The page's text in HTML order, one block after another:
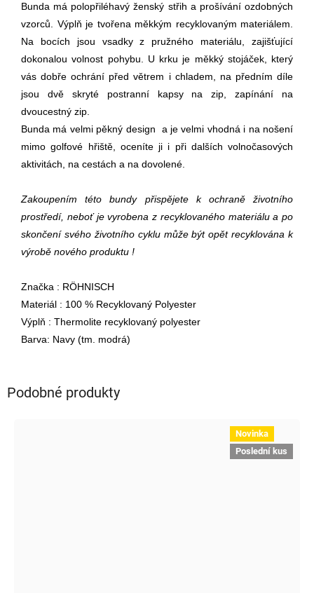
Bunda má polopřiléhavý ženský střih a prošívání ozdobných
vzorců. Výplň je tvořena měkkým recyklovaným materiálem.
Na bocích jsou vsadky z pružného materiálu, zajišťující
dokonalou volnost pohybu. U krku je měkký stojáček, který
vás dobře ochrání před větrem i chladem, na předním díle
jsou dvě skryté postranní kapsy na zip,zapínání na
dvoucestný zip.
Bunda má velmi pěkný design a je velmi vhodná i na nošení
mimo golfové hřiště, oceníte ji i při dalších volnočasových
aktivitách, na cestách a na dovolené.
Zakoupením této bundy přispějete k ochraně životního
prostředí, neboť je vyrobena z recyklovaného materiálua po
skončení svého životního cyklu může být opět recyklována k
výrobě nového produktu !
Značka : RÖHNISCH
Materiál : 100 % Recyklovaný Polyester
Výplň : Thermolite recyklovaný polyester
Barva: Navy (tm. modrá)
Podobné produkty
Novinka
Poslední kus